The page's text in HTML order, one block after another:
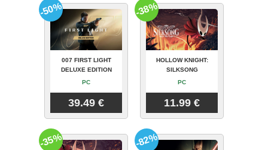
007 FIRST LIGHT
DELUXE EDITION
PC
39.49 €
-50%
HOLLOW KNIGHT:
SILKSONG
PC
11.99 €
-38%
-35% -82%